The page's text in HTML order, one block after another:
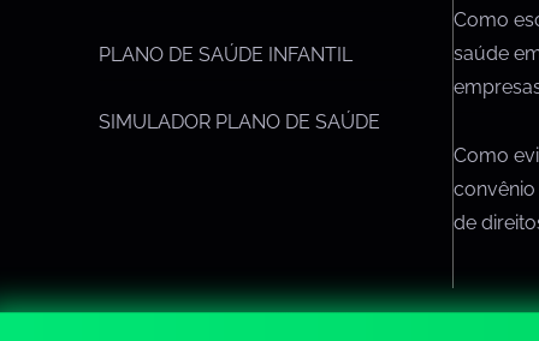
PLANO DE SAÚDE INFANTIL
SIMULADOR PLANO DE SAÚDE
Como
saúde
Como
de